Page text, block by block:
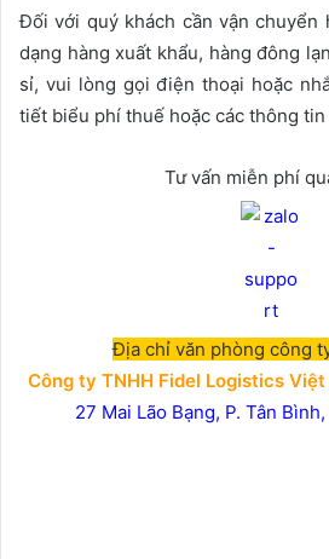
Đối với quý khách cần vận chuyển
dạng hàng xuất khẩu, hàng đông
sỉ, vui lòng gọi điện thoại hoặc
tiết biểu phí thuế hoặc các thông
Tư vấn miễn phí
Địa chỉ văn phòng công
Công ty TNHH Fidel Logistics
27 Mai Lão Bạng, P. Tân